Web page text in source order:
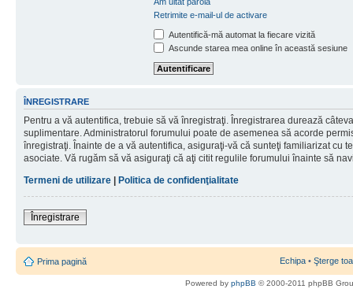
Retrimite e-mail-ul de activare
Autentifică-mă automat la fiecare vizită
Ascunde starea mea online în această sesiune
ÎNREGISTRARE
Pentru a vă autentifica, trebuie să vă înregistraţi. Înregistrarea durează
suplimentare. Administratorul forumului poate de asemenea să acorde
înregistraţi. Înainte de a vă autentifica, asiguraţi-vă că sunteţi familiarizat cu
asociate. Vă rugăm să vă asiguraţi că aţi citit regulile forumului înainte să
Termeni de utilizare | Politica de confidenţialitate
Înregistrare
Prima pagină Echipa • Şterge
Powered by phpBB © 2000-2011 phpBB